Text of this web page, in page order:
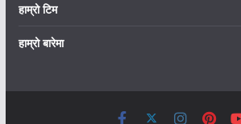
हाम्रो टिम
हाम्रो बारेमा